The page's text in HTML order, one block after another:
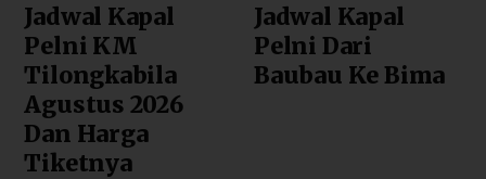
Jadwal Kapal
Pelni KM
Tilongkabila
Agustus 2026
Dan Harga
Tiketnya
Jadwal Kapal
Pelni Dari
Baubau Ke Bima